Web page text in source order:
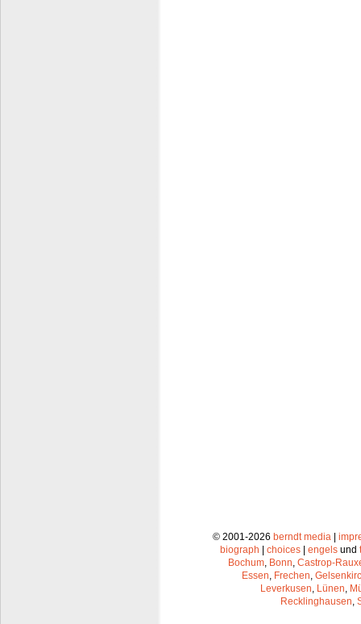
© 2001-2026 berndt media |
biograph | choices | engels und
Bochum Bonn Castrop-
Essen Frechen
Leverkusen Lünen
Recklinghausen